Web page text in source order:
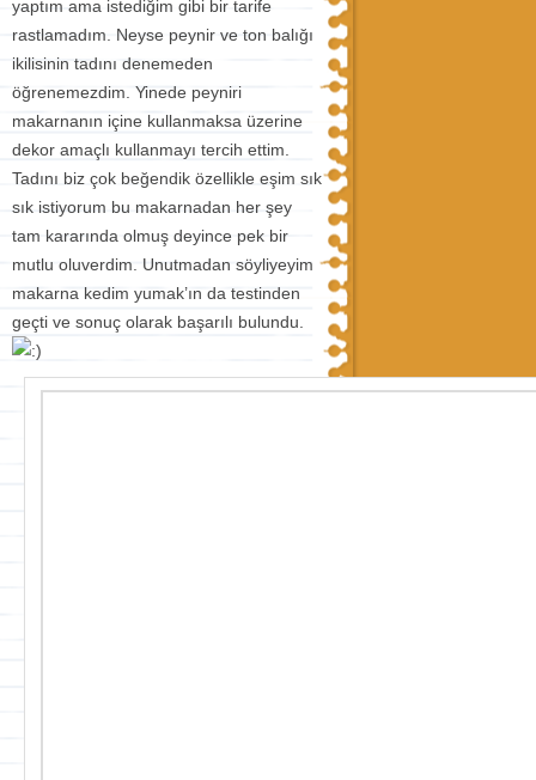
yaptım ama istediğim gibi bir tarife
rastlamadım. Neyse peynir ve ton balığı
ikilisinin tadını denemeden
öğrenemezdim. Yinede peyniri
makarnanın içine kullanmaksa üzerine
dekor amaçlı kullanmayı tercih ettim.
Tadını biz çok beğendik özellikle eşim sık
sık istiyorum bu makarnadan her şey
tam kararında olmuş deyince pek bir
mutlu oluverdim. Unutmadan söyliyeyim
makarna kedim yumak’ın da testinden
geçti ve sonuç olarak başarılı bulundu.